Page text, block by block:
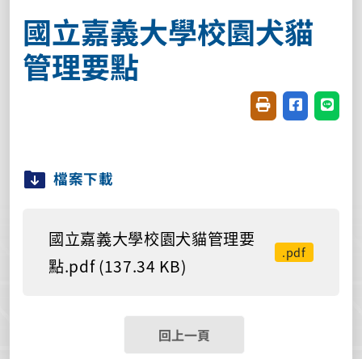
國立嘉義大學校園犬貓
管理要點
友善列印(開新視
分享至臉書
分享
檔案下載
國立嘉義大學校園犬貓管理要
點.pdf (137.34 KB)
.pdf
回上一頁